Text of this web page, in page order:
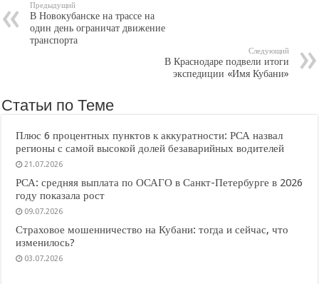
Предыдущий
В Новокубанске на трассе на
один день ограничат движение
транспорта
Следующий
В Краснодаре подвели итоги
экспедиции «Имя Кубани»
Статьи по Теме
Плюс 6 процентных пунктов к аккуратности: РСА назвал
регионы с самой высокой долей безаварийных водителей
21.07.2026
РСА: средняя выплата по ОСАГО в Санкт-Петербурге в 2026
году показала рост
09.07.2026
Страховое мошенничество на Кубани: тогда и сейчас, что
изменилось?
03.07.2026